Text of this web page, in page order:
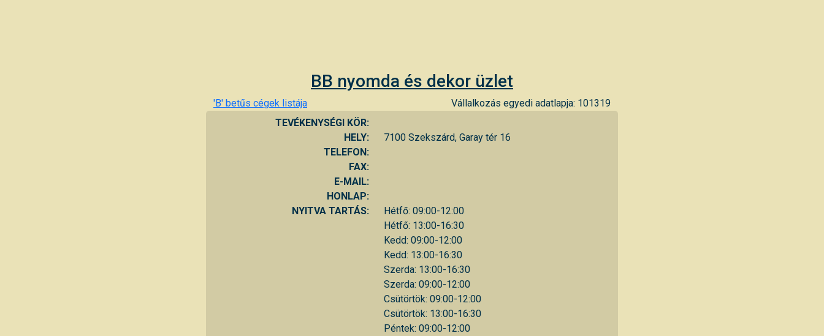
BB nyomda és dekor üzlet
'B' betűs cégek listája
Vállalkozás egyedi adatlapja: 101319
TEVÉKENYSÉGI KÖR:
HELY:
7100 Szekszárd, Garay tér 16
TELEFON:
FAX:
E-MAIL:
HONLAP:
NYITVA TARTÁS:
Hétfő: 09:00-12:00
Hétfő: 13:00-16:30
Kedd: 09:00-12:00
Kedd: 13:00-16:30
Szerda: 13:00-16:30
Szerda: 09:00-12:00
Csütörtök: 09:00-12:00
Csütörtök: 13:00-16:30
Péntek: 09:00-12:00